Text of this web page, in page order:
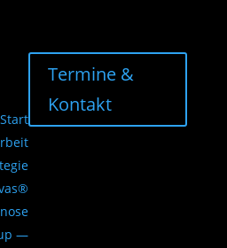
Start
—
Termine &
Kontakt